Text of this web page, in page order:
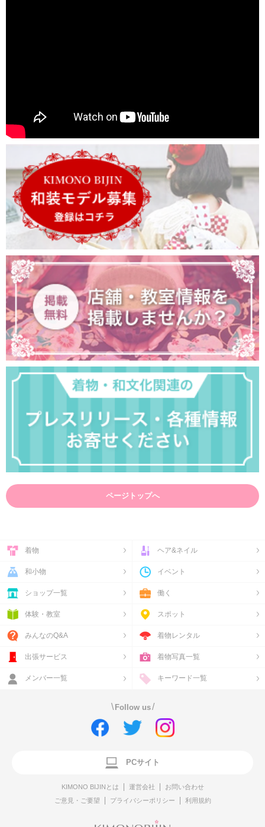
ページトップへ
着物 ヘア&ネイル
和小物 イベント
ショップ一覧 働く
体験・教室 スポット
みんなのQ&A 着物レンタル
出張サービス 着物写真一覧
メンバー一覧 キーワード一覧
\ Follow us/
PCサイト
KIMONO BIJINとは 運営会社
お問い合わせ
ご意見・ご要望
プライバシーポリシー 利用規約